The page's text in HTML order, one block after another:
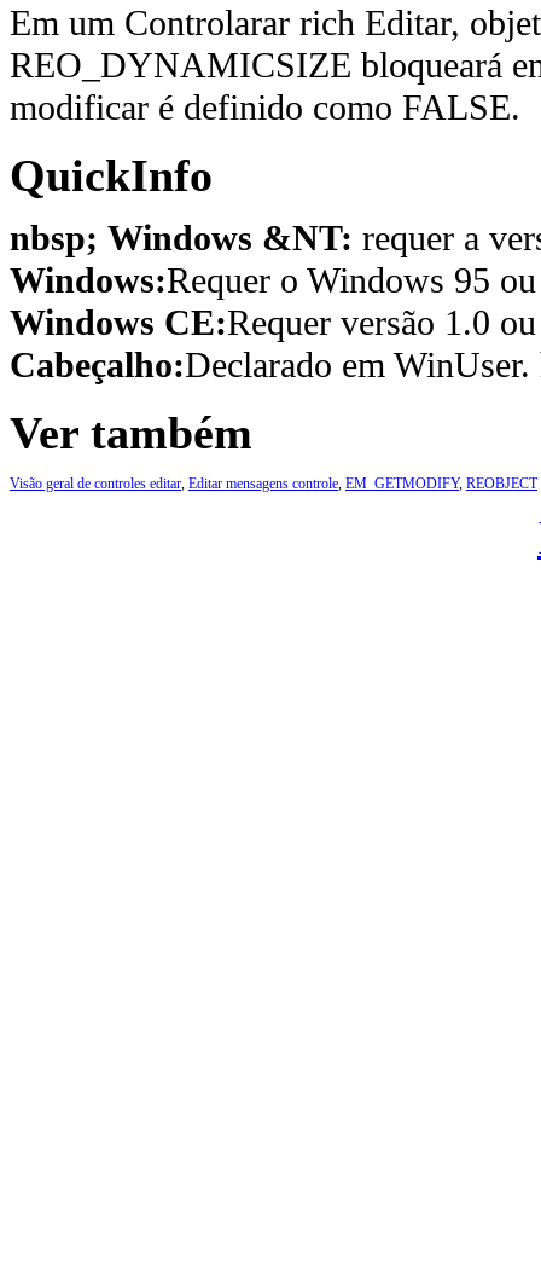
Em um Controlarar rich Editar,
REO_DYNAMICSIZE bloqueará
modificar é definido como FALSE.
QuickInfo
nbsp; Windows &NT: requer a
Windows:Requer o Windows 95
Windows CE:Requer versão 1.0
Cabeçalho:Declarado em WinUser.
Ver também
Visão geral de controles editar, Editar mensagens controle, EM_GETMODIFY, REOBJECT